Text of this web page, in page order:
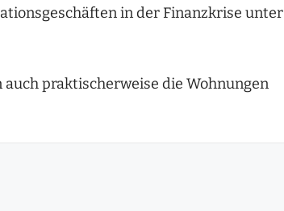
in der Finanzkrise unter
praktischerweise die Wohnungen